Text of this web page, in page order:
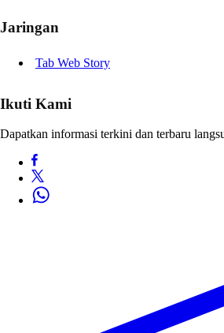
Jaringan
Tab Web Story
Ikuti Kami
Dapatkan informasi terkini dan terbaru